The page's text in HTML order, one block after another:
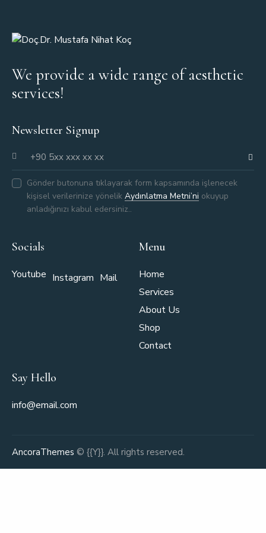
We provide a wide range of aesthetic
services!
Newsletter Signup
Gönder butonuna tıklayarak form kapsamında işlenecek
kişisel verilerinize yönelik Aydınlatma Metni’ni okuyup
anladığınızı kabul edersiniz..
Socials
Youtube Instagram Mail
Menu
Home
Services
About Us
Shop
Contact
Say Hello
info@email.com
AncoraThemes © {{Y}}. All rights reserved.